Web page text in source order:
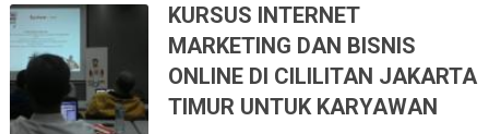
KURSUS INTERNET
MARKETING DAN BISNIS
ONLINE DI CILILITAN JAKARTA
TIMUR UNTUK KARYAWAN